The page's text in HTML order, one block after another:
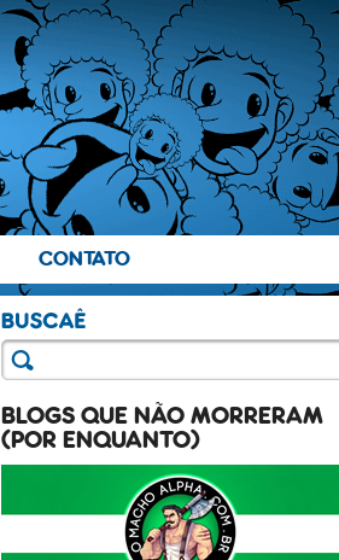
CONTATO
BLOGS QUE NÃO MORRERAM
(POR ENQUANTO)